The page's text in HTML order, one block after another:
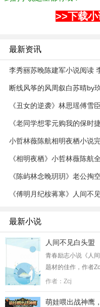
>>下载
最新资讯
李秀丽苏晚陈建军小说阅读
断线风筝的风周叙白苏晴by
《丑女的逆袭》林思瑶傅雪
《老同学想零元购我的保时
小哲林薇陈航相明夜栖小说
《相明夜栖》小哲林薇陈航
《陈屿林念晚玥玥》老公掏
《傅明月纪桉蒋寒》人间不
最新小说
人间不见白头盟
青春励志小说《人
题材的佳作，作者
长历程勾勒出了一
能量。纪桉正坐在
作者：Zcj
萌娃喂出战神鹰